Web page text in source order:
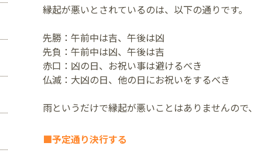
縁起が悪いとされているのは、以下の通りです。
先勝：午前中は吉、午後は凶
先負：午前中は凶、午後は吉
赤口：凶の日、お祝い事は避けるべき
仏滅：大凶の日、他の日にお祝いをするべき
雨というだけで縁起が悪いことはありませんので
■予定通り決行する